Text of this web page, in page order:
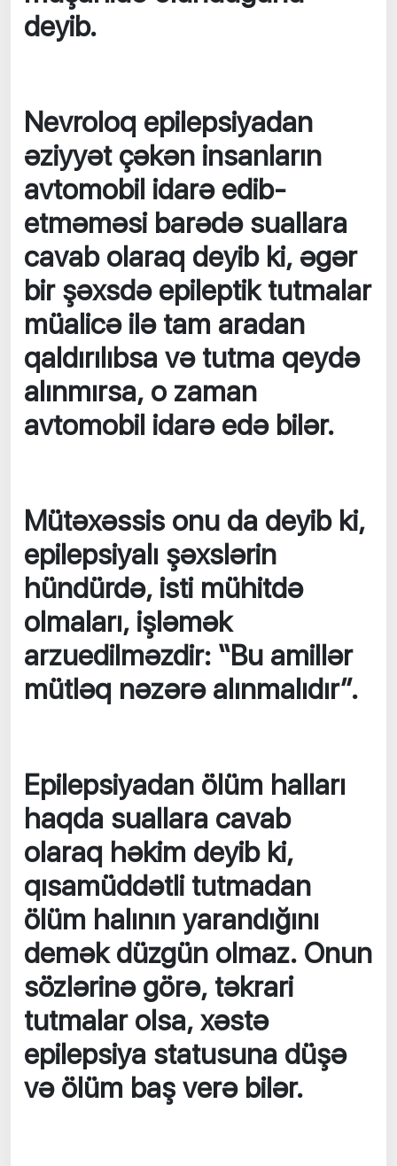
deyib.
Nevroloq epilepsiyadan
əziyyət çəkən insanların
avtomobil idarə edib-
etməməsi barədə suallara
cavab olaraq deyib ki, əgər
bir şəxsdə epileptik tutmalar
müalicə ilə tam aradan
qaldırılıbsa və tutma qeydə
alınmırsa, o zaman
avtomobil idarə edə bilər.
Mütəxəssis onu da deyib ki,
epilepsiyalı şəxslərin
hündürdə, isti mühitdə
olmaları, işləmək
arzuedilməzdir: “Bu amillər
mütləq nəzərə alınmalıdır”.
Epilepsiyadan ölüm halları
haqda suallara cavab
olaraq həkim deyib ki,
qısamüddətli tutmadan
ölüm halının yarandığını
demək düzgün olmaz. Onun
sözlərinə görə, təkrari
tutmalar olsa, xəstə
epilepsiya statusuna düşə
və ölüm baş verə bilər.